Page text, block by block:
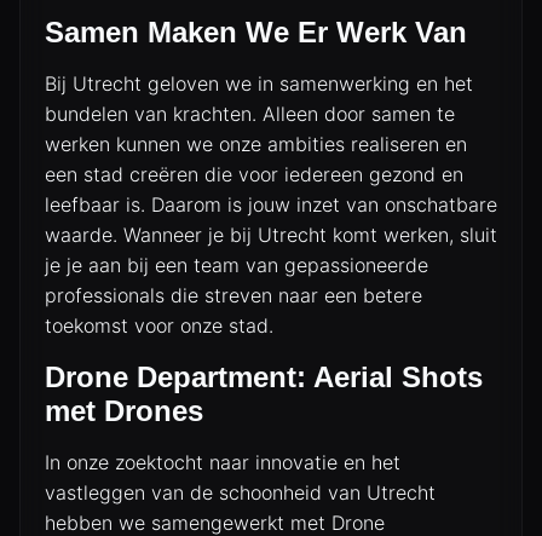
DRONES
CINEMA DRONE OPERATOR
FPV FLY-THROUGHS
Samen Maken We Er Werk Van
Bij Utrecht geloven we in samenwerking en het
bundelen van krachten. Alleen door samen te
werken kunnen we onze ambities realiseren en
een stad creëren die voor iedereen gezond en
leefbaar is. Daarom is jouw inzet van onschatbare
waarde. Wanneer je bij Utrecht komt werken, sluit
je je aan bij een team van gepassioneerde
professionals die streven naar een betere
toekomst voor onze stad.
Drone Department: Aerial Shots
met Drones
In onze zoektocht naar innovatie en het
vastleggen van de schoonheid van Utrecht
hebben we samengewerkt met Drone